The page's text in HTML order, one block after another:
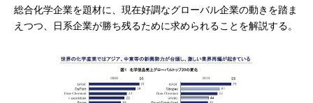
総合化学企業を題材に、現在好調なグローバル企業の動きを踏ま
えつつ、日系企業が勝ち残るために求められることを解説する。